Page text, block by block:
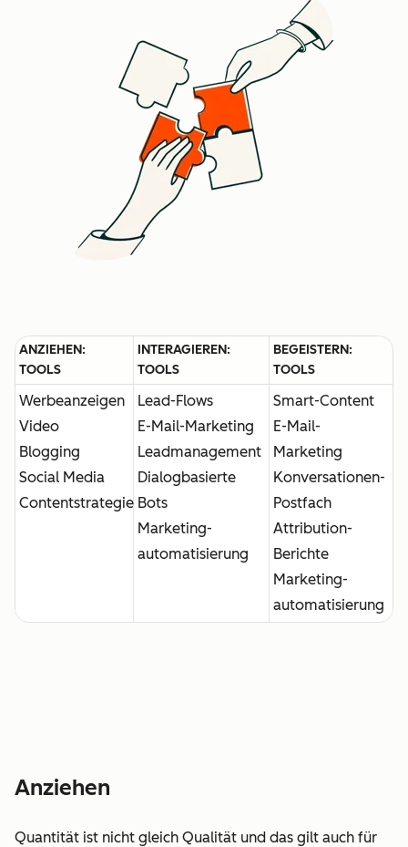
ANZIEHEN:
TOOLS
INTERAGIEREN:
TOOLS
BEGEISTERN:
TOOLS
Werbeanzeigen
Video
Blogging
Social Media
Contentstrategie
Lead-Flows
E-Mail-Marketing
Leadmanagement
Dialogbasierte
Bots
Marketing-
automatisierung
Smart-Content
E-Mail-
Marketing
Konversationen-
Postfach
Attribution-
Berichte
Marketing-
automatisierung
Anziehen
Quantität ist nicht gleich Qualität und das gilt auch für